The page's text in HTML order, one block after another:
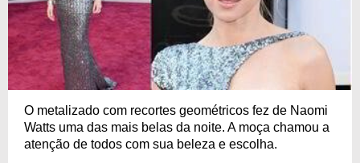
O metalizado com recortes geométricos fez de Naomi
Watts uma das mais belas da noite. A moça chamou a
atenção de todos com sua beleza e escolha.